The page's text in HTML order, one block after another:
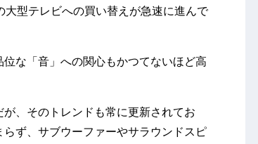
型テレビへの買い替えが急速に進んで
な「音」への関心もかつてないほど高
、そのトレンドも常に更新されてお
ず、サブウーファーやサラウンドスピ